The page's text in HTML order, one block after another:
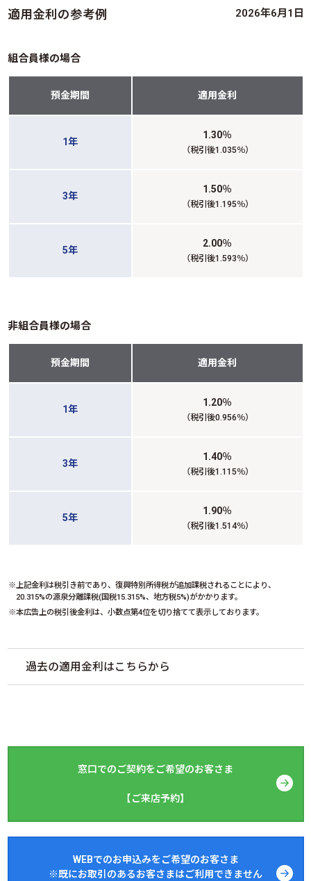
適用金利の参考例 2026年6月1日
組合員様の場合
預金期間 適用金利
1年
1.30％
（税引後1.035％）
3年
1.50％
（税引後1.195％）
5年
2.00％
（税引後1.593％）
非組合員様の場合
預金期間 適用金利
1年
1.20％
（税引後0.956％）
3年
1.40％
（税引後1.115％）
5年
1.90％
（税引後1.514％）
上記金利は税引き前であり、復興特別所得税が追加課税されることにより、
20.315%の源泉分離課税(国税15.315%、地方税5%)がかかります。
本広告上の税引後金利は、小数点第4位を切り捨てて表示しております。
過去の適用金利はこちらから
窓口でのご契約をご希望のお客さま
【ご来店予約】
WEBでのお申込みをご希望のお客さま
※既にお取引のあるお客さまはご利用できません